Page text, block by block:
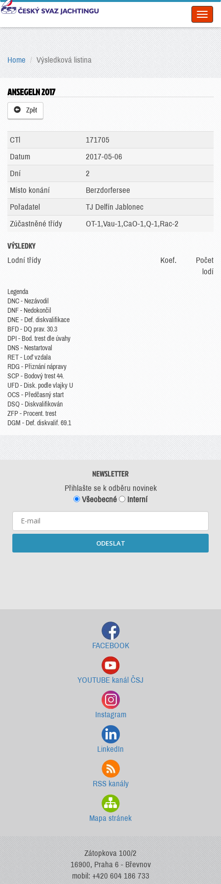
Home Výsledková listina
ANSEGELN 2017
Zpět
CTl
171705
Datum
2017-05-06
Dní
2
Místo konání
Berzdorfersee
Pořadatel
TJ Delfín Jablonec
Zúčastněné třídy
OT-1,Vau-1,CaO-1,Q-1,Rac-2
VÝSLEDKY
Lodní třídy Koef.
Počet
lodí
Legenda
DNC - Nezávodil
DNF - Nedokončil
DNE - Def. diskvalifikace
BFD - DQ prav. 30.3
DPI - Bod. trest dle úvahy
DNS - Nestartoval
RET - Loď vzdala
RDG - Přiznání nápravy
SCP - Bodový trest 44.
UFD - Disk. podle vlajky U
OCS - Předčasný start
DSQ - Diskvalifikován
ZFP - Procent. trest
DGM - Def. diskvalif. 69.1
NEWSLETTER
Přihlašte se k odběru novinek
Všeobecné
Interní
ODESLAT
FACEBOOK
YOUTUBE kanál ČSJ
Instagram
LinkedIn
RSS kanály
Mapa stránek
Zátopkova 100/2
16900, Praha 6 - Břevnov
mobil: +420 604 186 733